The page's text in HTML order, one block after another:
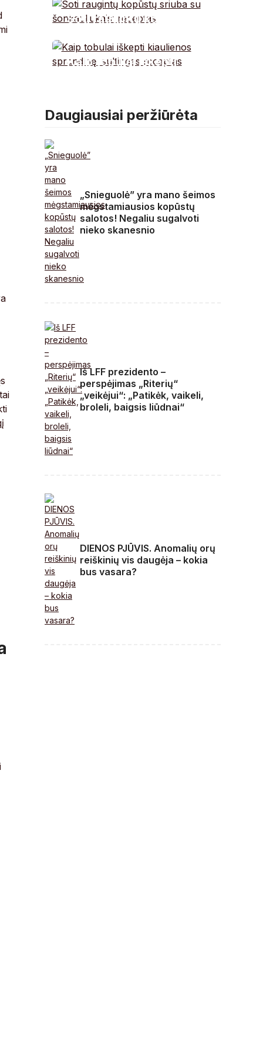
kreiptis į medikus
Soti raugintų kopūstų
šonkauliukais:
receptas
Kaip tobulai iškepti
Daugiausiai peržiūrėta
„Snieguolė” yra mano šeimos
mėgstamiausios kopūstų
salotos! Negaliu sugalvoti
nieko skanesnio
Iš LFF prezidento –
perspėjimas „Riterių“
„veikėjui“: „Patikėk, vaikeli,
broleli, baigsis liūdnai“
DIENOS PJŪVIS. Anomalių orų
reiškinių vis daugėja – kokia
bus vasara?